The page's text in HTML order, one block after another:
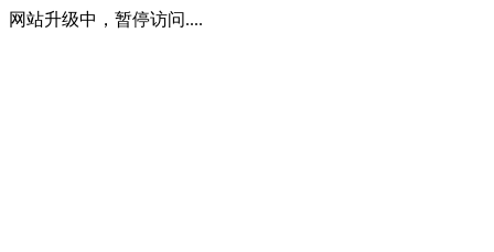
网站升级中，暂停访问....